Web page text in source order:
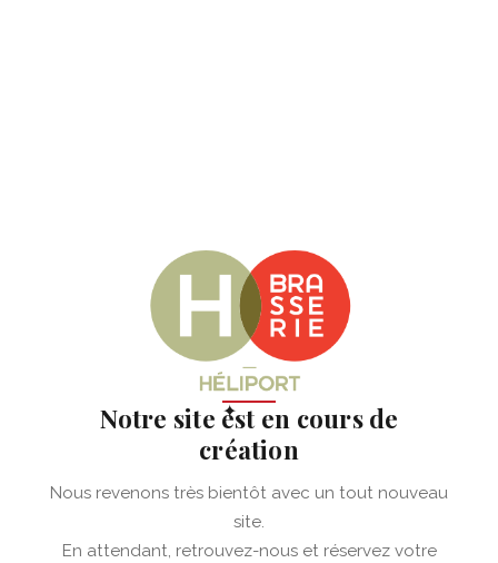
✦
Notre site est en cours de
création
Nous revenons très bientôt avec un tout nouveau
site.
En attendant, retrouvez-nous et réservez votre